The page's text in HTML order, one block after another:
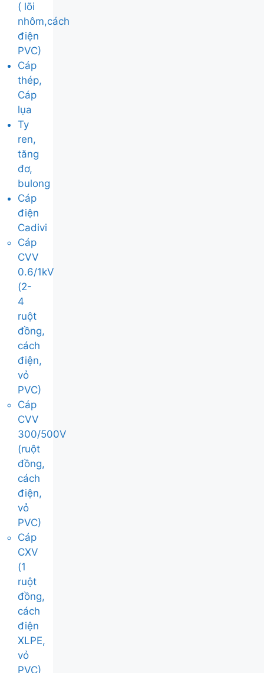
( lõi
nhôm,cách
điện
PVC)
Cáp
thép,
Cáp
lụa
Ty
ren,
tăng
đơ,
bulong
Cáp
điện
Cadivi
Cáp
CVV
0.6/1kV
(2-
4
ruột
đồng,
cách
điện,
vỏ
PVC)
Cáp
CVV
300/500V
(ruột
đồng,
cách
điện,
vỏ
PVC)
Cáp
CXV
(1
ruột
đồng,
cách
điện
XLPE,
vỏ
PVC)